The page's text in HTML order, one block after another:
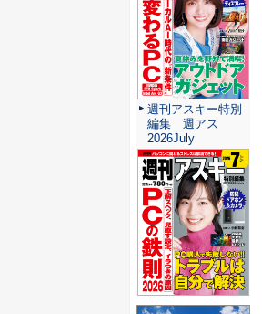
週刊アスキー特別
編集 週アス
2026July